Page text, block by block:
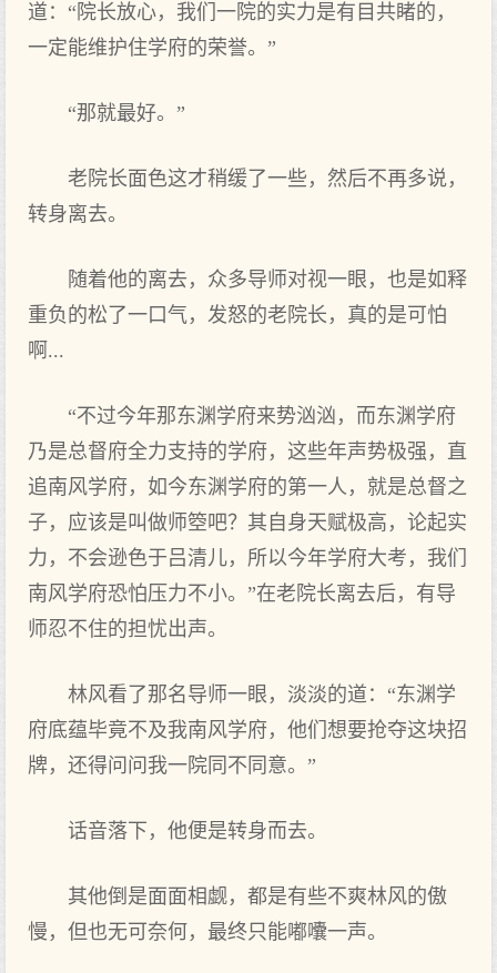
道：“院长放心，我们一院的实力是有目共睹的，
一定能维护住学府的荣誉。”
“那就最好。”
老院长面色这才稍缓了一些，然后不再多说，
转身离去。
随着他的离去，众多导师对视一眼，也是如释
重负的松了一口气，发怒的老院长，真的是可怕
啊...
“不过今年那东渊学府来势汹汹，而东渊学府
乃是总督府全力支持的学府，这些年声势极强，直
追南风学府，如今东渊学府的第一人，就是总督之
子，应该是叫做师箜吧？其自身天赋极高，论起实
力，不会逊色于吕清儿，所以今年学府大考，我们
南风学府恐怕压力不小。”在老院长离去后，有导
师忍不住的担忧出声。
林风看了那名导师一眼，淡淡的道：“东渊学
府底蕴毕竟不及我南风学府，他们想要抢夺这块招
牌，还得问问我一院同不同意。”
话音落下，他便是转身而去。
其他倒是面面相觑，都是有些不爽林风的傲
慢，但也无可奈何，最终只能嘟囔一声。